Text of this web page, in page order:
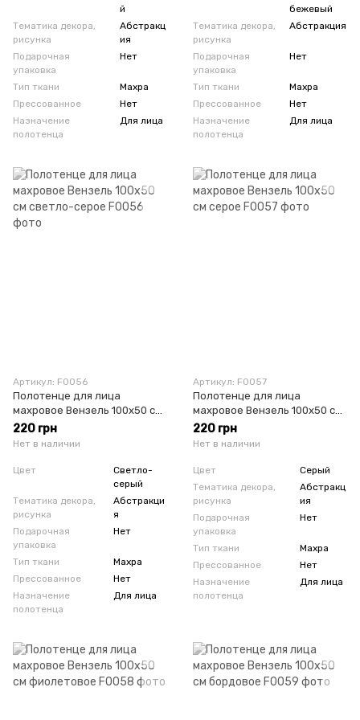
й
Тематика декора,
рисунка
Абстракц
ия
Подарочная
упаковка
Нет
Тип ткани
Махра
Прессованное
Нет
Назначение
полотенца
Для лица
бежевый
Тематика декора,
рисунка
Абстракция
Подарочная
упаковка
Нет
Тип ткани
Махра
Прессованное
Нет
Назначение
полотенца
Для лица
Артикул: F0056
Полотенце для лица
махровое Вензель 100х50 см
светло-серое
220 грн
Нет в наличии
Цвет
Светло-
серый
Тематика декора,
рисунка
Абстракци
я
Подарочная
упаковка
Нет
Тип ткани
Махра
Прессованное
Нет
Назначение
полотенца
Для лица
Артикул: F0057
Полотенце для лица
махровое Вензель 100х50 см
серое
220 грн
Нет в наличии
Цвет
Серый
Тематика декора,
рисунка
Абстракц
ия
Подарочная
упаковка
Нет
Тип ткани
Махра
Прессованное
Нет
Назначение
полотенца
Для лица